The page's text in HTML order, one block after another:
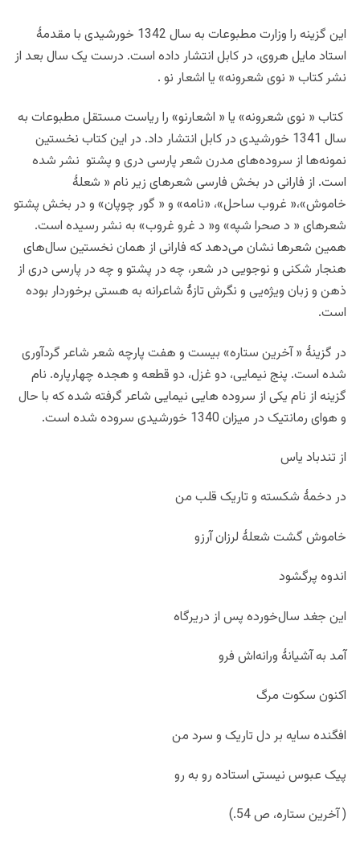
این گزینه را وزارت مطبوعات به سال 1342 خورشیدی با مقدمۀ
استاد مایل هروی، در کابل انتشار داده است. درست یک سال بعد از
نشر کتاب « نوی شعرونه» یا اشعار نو .
کتاب « نوی شعرونه» یا « اشعارنو» را ریاست مستقل مطبوعات به
سال 1341 خورشیدی در کابل انتشار داد. در این کتاب نخستین
نمونه‌ها از سروده‌های مدرن شعر پارسی دری و پشتو نشر شده
است. از فارانی در بخش فارسی شعرهای زیر نام « شعلۀ
خاموش»،« غروب ساحل»، «نامه» و « گور چوپان» و در بخش پشتو
شعرهای « د صحرا شپه» و« د غرو غروب» به نشر رسیده است.
همین شعرها نشان می‌دهد که فارانی از همان نخستین سال‌های
هنجار شکنی‌ و نوجویی‌ در شعر، چه در پشتو و چه در پارسی دری از
ذهن و زبان ویژه‌یی و نگرش تازۀ شاعرانه به هستی برخوردار بوده
است.
در گزینۀ « آخرین ستاره» بیست و هفت پارچه شعر شاعر گردآوری
شده است. پنج نیمایی، دو غزل، دو قطعه و هجده چهارپاره. نام
گزینه از نام یکی از سروده هایی نیمایی شاعر گرفته شده که با حال
و هوای رمانتیک در میزان 1340 خورشیدی سروده شده است.
از تندباد یاس
در دخمۀ شکسته و تاریک قلب من
خاموش گشت شعلۀ لرزان آرزو
اندوه پرگشود
این جغد سال‌خورده پس از دریرگاه
آمد به آشیانۀ ورانه‌اش فرو
اکنون سکوت مرگ
افگنده سایه بر دل تاریک و سرد من
پیک عبوس نیستی استاده رو به رو
( آخرین ستاره، ص 54.)